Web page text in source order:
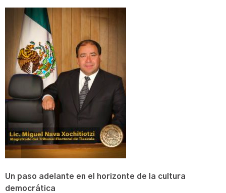
Un paso adelante en el horizonte de la cultura
democrática